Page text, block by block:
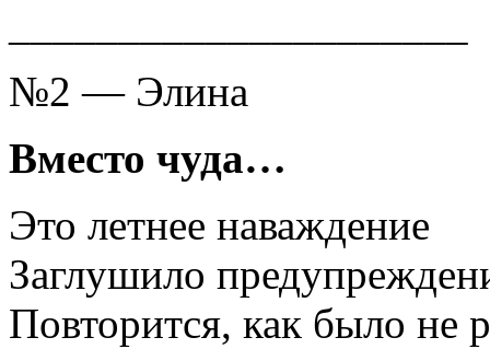
№2 — Элина
Вместо чуда…
Это летнее наваждение
Заглушило
Повторится, как было не